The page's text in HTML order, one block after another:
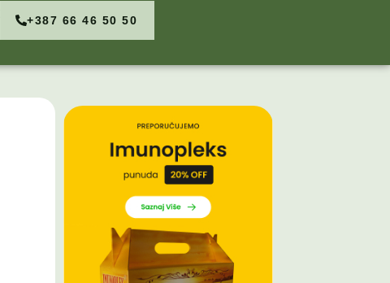
+387 66 46 50 50